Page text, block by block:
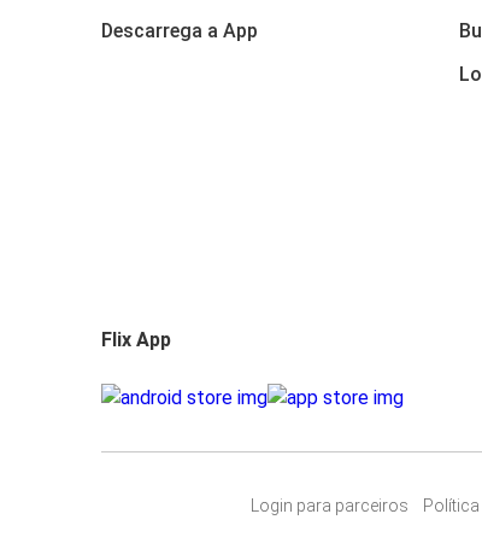
Descarrega a App
Flix App
Login para parceiros